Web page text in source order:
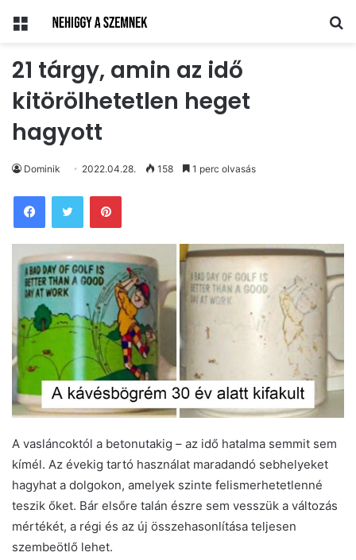
Menü
21 tárgy, amin az idő
kitörölhetetlen heget
hagyott
Dominik 2022.04.28. 158 1 perc olvasás
Pinterest
A vasláncoktól a betonutakig – az idő hatalma semmit sem
kímél. Az évekig tartó használat maradandó sebhelyeket
hagyhat a dolgokon, amelyek szinte felismerhetetlenné
teszik őket. Bár elsőre talán észre sem vesszük a változás
mértékét, a régi és az új összehasonlítása teljesen
szembeötlő lehet.